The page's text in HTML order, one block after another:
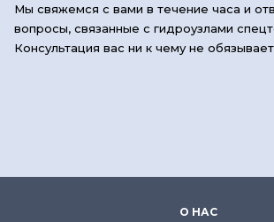
Мы свяжемся с вами в течение часа и
вопросы, связанные с гидроузлами
Консультация вас ни к чему не
О НАС